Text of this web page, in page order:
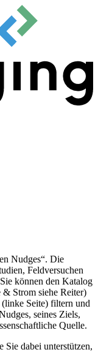
Nudges“. Die
Feldversuchen
können den Katalog
Strom siehe Reiter)
Seite) filtern und
seines Ziels,
Quelle.
Sie dabei unterstützen,